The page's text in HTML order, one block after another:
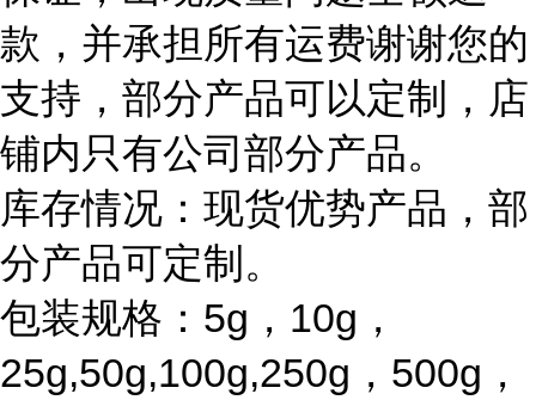
款，并承担所有运费谢谢您的
支持，部分产品可以定制，店
铺内只有公司部分产品。
库存情况：现货优势产品，部
分产品可定制。
包装规格：5g，10g，
25g,50g,100g,250g，500g，